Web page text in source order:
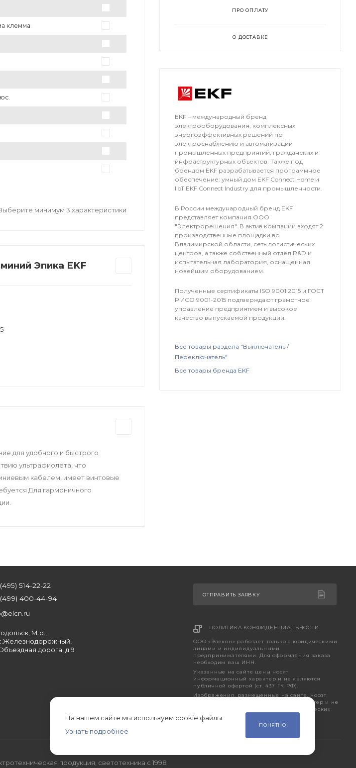
клемма
минимум 3 характеристики
Эпика EKF
для удобного и быстрого
ультрафиолета, что
кабелем, имеет винтовые
Для гармоничного
ПРО ОПЛАТУ
О ДОСТАВКЕ
EKF – международный бренд
электрооборудования, комплексных
энергоэффективных решений по
электроснабжению и автоматизации
промышленных предприятий, гражданских и
инфраструктурных объектов. Также под
брендом EKF разрабатывается программное
обеспечение: умный дом EKF Connect Home и
IIoT EKF Connect Industry для промышленности.
В России международный бренд EKF
представляет компания OOO
"Электрорешения". В актив компании входят 2
производственные площадки во
Владимирской области, сеть логистических
центров, а также собственный отдел R&D и
испытательная лаборатория, оснащенная
новейшим оборудованием.
Полученные сертификаты ISO 9001:2015 и ГОСТ
Р ИСО 9001-2015 подтверждают грамотное
управление предприятием и высокое
качество выпускаемой продукции.
Все товары раздела "Выключатель /
Переключатель"
Все товары бренда EKF
514-22-22
400-44-94
М.о.,
дорога, д.9
ОТПРАВИТЬ ЗАЯВКУ
ПОЛИТИКА КОНФИДЕНЦИАЛЬНОСТИ
ООО «Элекон» работает только с юридическими
лицами и индивидуальными
предпринимателями. Для оформления заказа
необходим ваш ИНН.
Указанные на сайте цены носят
информационный характер и не являются
публичной офертой (ст. 437 ГК РФ).
Изображения, размещенные на сайте, носят
исключительно ознакомительный характер и не
являются точным отображением фактических
характеристик товара.
продукция, светотехника с 1998
На нашем сайте мы используем cookie файлы
Узнать подробнее
ПОНЯТНО